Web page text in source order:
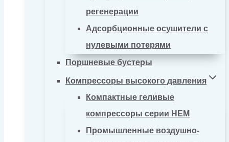
регенерации
Адсорбционные осушители с
нулевыми потерями
Поршневые бустеры
Компрессоры высокого давления
Компактные геливые
компрессоры серии HEM
Промышленные воздушно-